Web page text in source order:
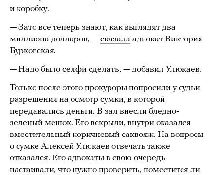
и коробку.
— Зато все теперь знают, как выглядят два
миллиона долларов, — сказала адвокат Виктория
Бурковская.
— Надо было селфи сделать, — добавил Улюкаев.
Только после этого прокуроры попросили у судьи
разрешения на осмотр сумки, в которой
передавались деньги. В зал внесли бледно-
зеленый мешок. Его вскрыли, внутри оказался
вместительный коричневый саквояж. На вопросы
о сумке Алексей Улюкаев отвечать также
отказался. Его адвокаты в свою очередь
настаивали, что нужно проверить, поместится ли